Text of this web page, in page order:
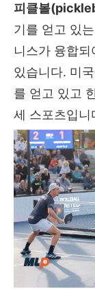
피클볼
기를 얻고 있
니스가 융합
있습니다. 미
를 얻고 있고
세 스포츠입니